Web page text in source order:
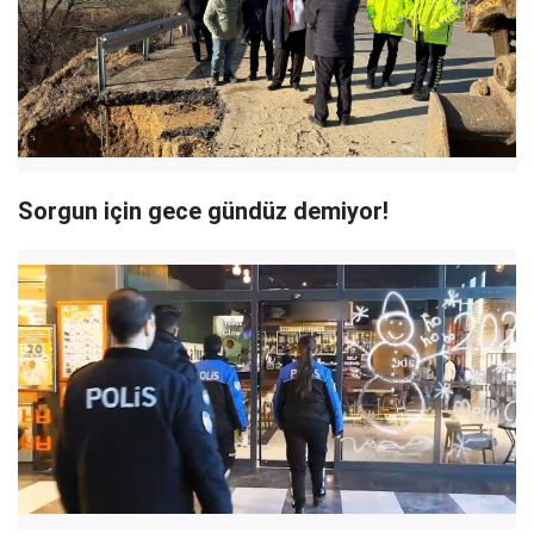
Sorgun için gece gündüz demiyor!